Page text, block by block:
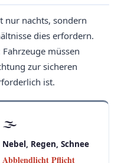
nur nachts, sondern
dies erfordern.
müssen
zur sicheren
ist.
🌫
Nebel, Regen, Schnee
Abblendlicht Pflicht